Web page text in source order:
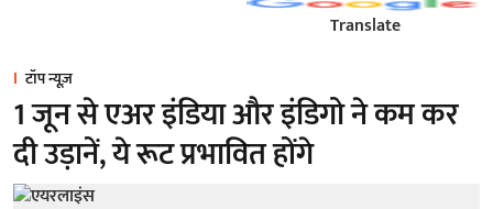
Translate
टॉप न्यूज़
1 जून से एअर इंडिया और इंडिगो ने कम कर
दी उड़ानें, ये रूट प्रभावित होंगे